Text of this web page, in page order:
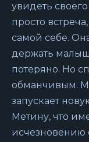
увидеть
просто
самой себе.
держать
потеряно. Но
обманчивым.
запускает
Метину, что
исчезновению